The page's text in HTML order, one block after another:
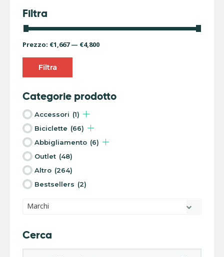
Filtra
Filtra
Prezzo: €1,667— €4,800
Categorie prodotto
Accessori (1)
Biciclette (66)
Abbigliamento (6)
Outlet (48)
Altro (264)
Bestsellers (2)
Marchi
Cerca